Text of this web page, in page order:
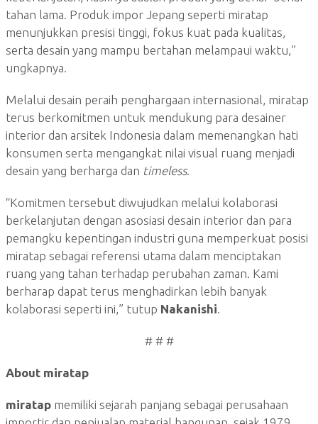
tahan lama. Produk impor Jepang seperti miratap
menunjukkan presisi tinggi, fokus kuat pada kualitas,
serta desain yang mampu bertahan melampaui waktu,”
ungkapnya.
Melalui desain peraih penghargaan internasional, miratap
terus berkomitmen untuk mendukung para desainer
interior dan arsitek Indonesia dalam memenangkan hati
konsumen serta mengangkat nilai visual ruang menjadi
desain yang berharga dan timeless.
“Komitmen tersebut diwujudkan melalui kolaborasi
berkelanjutan dengan asosiasi desain interior dan para
pemangku kepentingan industri guna memperkuat posisi
miratap sebagai referensi utama dalam menciptakan
ruang yang tahan terhadap perubahan zaman. Kami
berharap dapat terus menghadirkan lebih banyak
kolaborasi seperti ini,” tutup Nakanishi.
# # #
About miratap
miratap memiliki sejarah panjang sebagai perusahaan